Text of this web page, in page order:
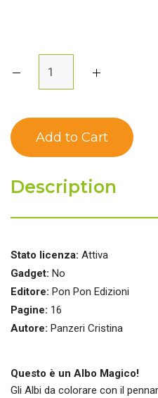
Description
Stato licenza: Attiva
Gadget: No
Editore: Pon Pon Edizioni
Pagine: 16
Autore: Panzeri Cristina
Questo è un Albo Magico!
Gli Albi da colorare con il